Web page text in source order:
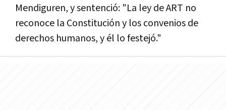
Mendiguren, y sentenció: "La ley de ART no
reconoce la Constitución y los convenios de
derechos humanos, y él lo festejó."